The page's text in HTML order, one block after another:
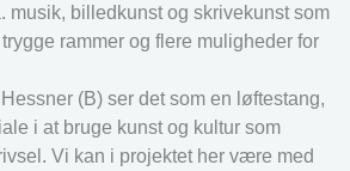
billedkunst og skrivekunst som
rammer og flere muligheder for
(B) ser det som en løftestang,
i at bruge kunst og kultur som
Vi kan i projektet her være med